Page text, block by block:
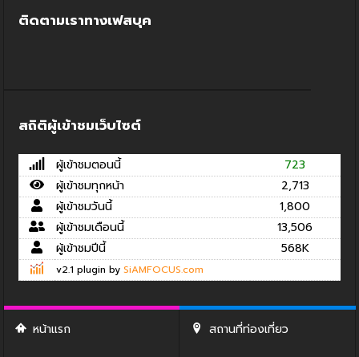
ติดตามเราทางเฟสบุค
สถิติผู้เข้าชมเว็บไซต์
ผู้เข้าชมตอนนี้
723
ผู้เข้าชมทุกหน้า
2,713
ผู้เข้าชมวันนี้
1,800
ผู้เข้าชมเดือนนี้
13,506
ผู้เข้าชมปีนี้
568K
v2.1 plugin by SiAMFOCUS.com
หน้าแรก สถานที่ท่องเที่ยว